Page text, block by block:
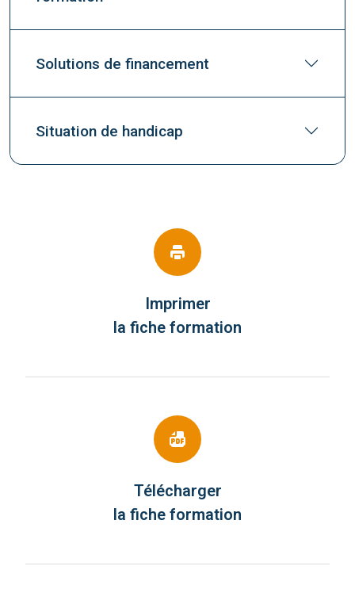
Solutions de financement
Situation de handicap
Imprimer
la fiche formation
Télécharger
la fiche formation